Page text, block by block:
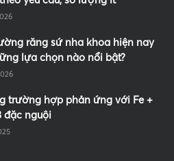
răng sứ nha khoa hiện nay
lựa chọn nào nổi bật?
trường hợp phản ứng với Fe +
đặc nguội